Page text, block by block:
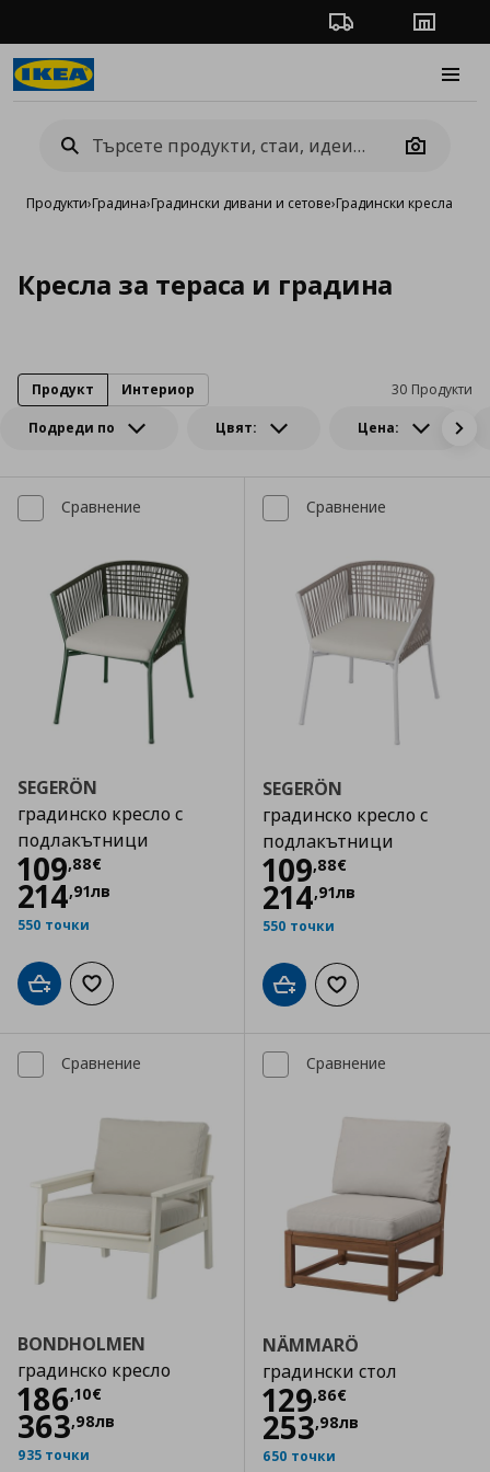
Проследяване на
Camera
Продукти›Градина›Градински дивани и сетове›Градински кресла
Кресла за тераса и градина
Подреди по Цвят: Цена:
30 Продукти
Продукт Интериор
Сравнение
SEGERÖN
градинско кресло с
подлакътници
109,88€
Цена
214,91лв
550 точки
Добави в кошницата
Добави към списъка с любими
Сравнение
SEGERÖN
градинско кресло с
подлакътници
109,88€
Цена
214,91лв
550 точки
Добави в кошницата
Добави към
Сравнение
BONDHOLMEN
градинско кресло
186,10€
Цена
363,98лв
935 точки
Сравнение
NÄMMARÖ
градински стол
129,86€
Цена
253,98лв
650 точки